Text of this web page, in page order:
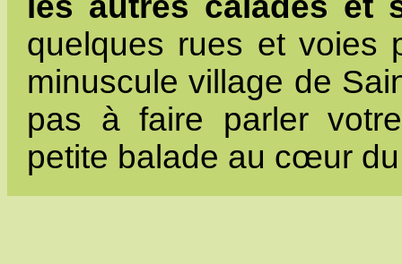
quelques rues et voies
minuscule village de
pas à faire parler
petite balade au cœur